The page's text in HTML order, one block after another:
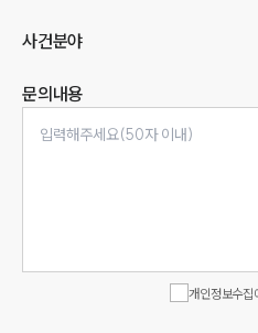
사건분야
문의내용
개인정보수집